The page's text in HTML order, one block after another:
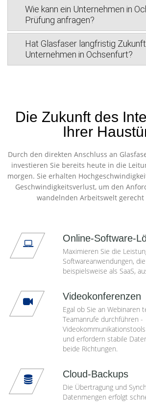
Wie kann ein Unternehmen in
Prüfung anfragen?
Hat Glasfaser langfristig
Unternehmen in Ochsenfurt?
Die Zukunft des
Ihrer
Durch den direkten Anschluss an
investieren Sie bereits heute in die
morgen. Sie erhalten
Geschwindigkeitsverlust, um den
wandelnden Arbeitswelt gerecht
Online-Software-
Maximieren Sie die
Softwareanwendungen,
beispielsweise als SaaS,
Videokonferenzen
Egal ob Sie an Webinaren
Teamanrufe durchführen -
und erfordern stabile
beide Richtungen.
Cloud-Backups
Die Übertragung und
Datenmengen erfolgt